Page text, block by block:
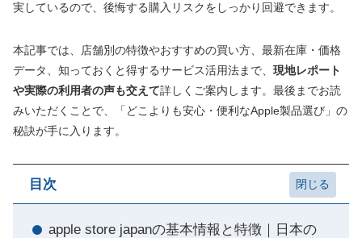
実しているので、後悔する購入リスクをしっかり回避できます。
本記事では、店舗別の特徴やおすすめの買い方、最新在庫・価格
データ、知っておくと得するサービス活用法まで、 現地レポート
や実際の利用者の声も交えて詳しくご案内します。最後までお読
みいただくことで、「どこよりも安心・便利なApple製品選び」の
秘訣が手に入ります。
目次
apple store japanの基本情報と特徴｜日本の